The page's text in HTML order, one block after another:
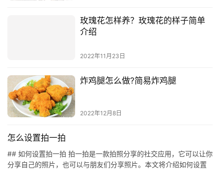
玫瑰花怎样养？玫瑰花的样子简单
介绍
2022年11月23日
炸鸡腿怎么做?简易炸鸡腿
2022年12月8日
怎么设置拍一拍
## 如何设置拍一拍 拍一拍是一款拍照分享的社交应用，它可以让你
分享自己的照片，也可以与朋友们分享照片。本文将介绍如何设置